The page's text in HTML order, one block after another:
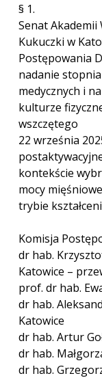
§ 1.
Senat Akademii
Kukuczki w
Postępowania
nadanie
medycznych i
kulturze
wszczętego
22 września
kontekście
mocy
trybie
Komisja
dr hab.
Katowice –
prof. dr hab.
dr hab.
Katowice
dr hab. Artur
dr hab.
dr hab.